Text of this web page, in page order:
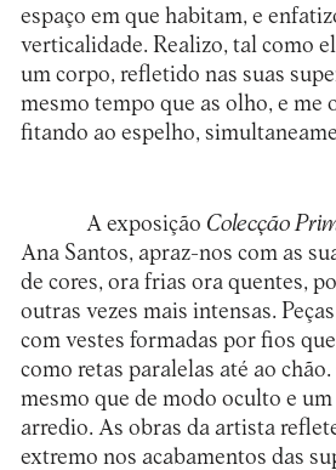
espaço em que habitam, e
verticalidade. Realizo, tal como
um corpo, refletido nas suas
mesmo tempo que as olho, e me
fitando ao espelho,
A exposição Colecção
Ana Santos, apraz-nos com as
de cores, ora frias ora quentes,
outras vezes mais intensas.
com vestes formadas por fios
como retas paralelas até ao
mesmo que de modo oculto e
arredio. As obras da artista
extremo nos acabamentos das